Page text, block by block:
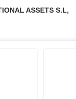
ASSETS S.L,